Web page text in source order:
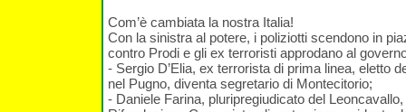
Com’è cambiata la nostra Italia!
Con la sinistra al potere, i poliziotti scendono in
contro Prodi e gli ex terroristi approdano al
- Sergio D’Elia, ex terrorista di prima linea, eletto
nel Pugno, diventa segretario di Montecitorio;
- Daniele Farina, pluripregiudicato del